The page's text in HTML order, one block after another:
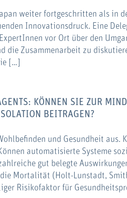
weiter fortgeschritten als in
Innovationsdruck. Eine
vor Ort über den
die Zusammenarbeit zu
[…]
KÖNNEN SIE ZUR
BEITRAGEN?
und Gesundheit aus.
automatisierte Systeme
gut belegte
Mortalität (Holt-Lunstadt,
Risikofaktor für